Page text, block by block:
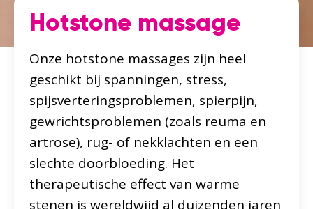
Hotstone massage
Onze hotstone massages zijn heel
geschikt bij spanningen, stress,
spijsverteringsproblemen, spierpijn,
gewrichtsproblemen (zoals reuma en
artrose), rug- of nekklachten en een
slechte doorbloeding. Het
therapeutische effect van warme
stenen is wereldwijd al duizenden jaren